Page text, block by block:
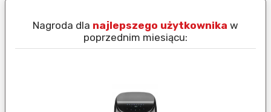
Nagroda dla najlepszego użytkownika w
poprzednim miesiącu: